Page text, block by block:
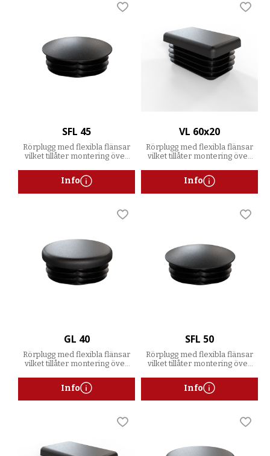
SFL 45
Rörplugg med flexibla flänsar
vilket tillåter montering över
Lägg till i favoriter
Info
VL 60x20
Rörplugg med flexibla flänsar
vilket tillåter montering över
Info
GL 40
Rörplugg med flexibla flänsar
vilket tillåter montering över
Lägg till i favoriter
Info
SFL 50
Rörplugg med flexibla flänsar
vilket tillåter montering över
Info
Lägg till i favoriter